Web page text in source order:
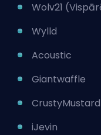
Wolv21
Wylld
Acoustic
Giantwaffle
CrustyMustard
iJevin